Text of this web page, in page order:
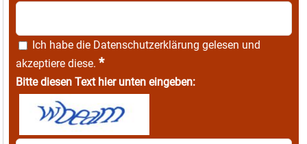
Ich habe die Datenschutzerklärung gelesen und
akzeptiere diese. *
Bitte diesen Text hier unten eingeben: